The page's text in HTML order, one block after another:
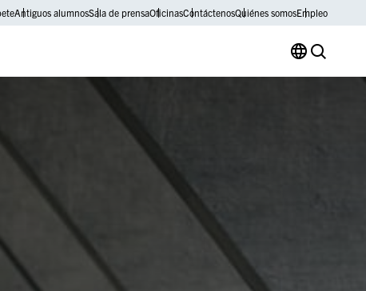
Antiguos alumnosSala de prensaOficinasContáctenosQuiénes somosEmpleo